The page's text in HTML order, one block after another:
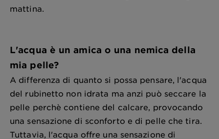
mattina.
L'acqua è un amica o una nemica della
mia pelle?
A differenza di quanto si possa pensare, l'acqua
del rubinetto non idrata ma anzi può seccare la
pelle perchè contiene del calcare, provocando
una sensazione di sconforto e di pelle che tira.
Tuttavia, l'acqua offre una sensazione di